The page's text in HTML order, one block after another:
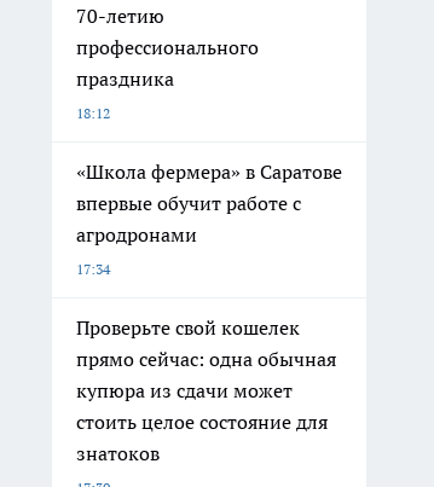
70-летию
профессионального
праздника
18:12
«Школа фермера» в Саратове
впервые обучит работе с
агродронами
17:34
Проверьте свой кошелек
прямо сейчас: одна обычная
купюра из сдачи может
стоить целое состояние для
знатоков